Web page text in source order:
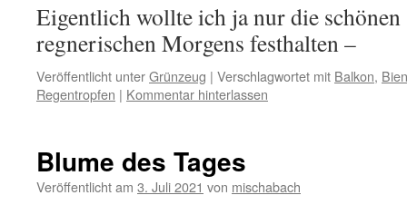
Eigentlich wollte ich ja nur die schönen
regnerischen Morgens festhalten –
Veröffentlicht unterGrünzeug | Verschlagwortet mit Balkon,
Regentropfen | Kommentar hinterlassen
Blume des Tages
Veröffentlicht am 3. Juli 2021 von mischabach